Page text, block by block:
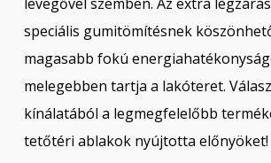
speciális gumitömítésnek
magasabb fokú
melegebben tartja a lakóteret.
kínálatából a legmegfelelőbb
tetőtéri ablakok nyújtotta előnyöket!